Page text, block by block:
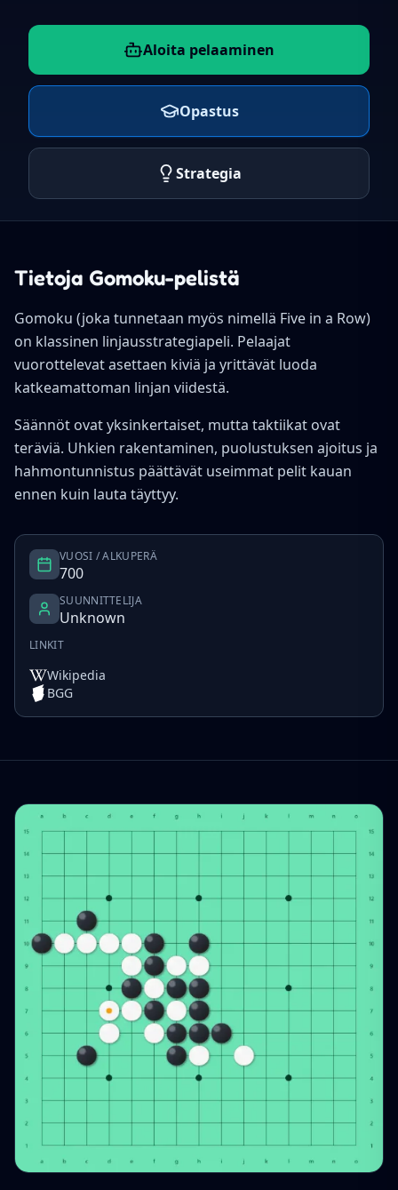
Aloita pelaaminen
Opastus
Strategia
Tietoja Gomoku-pelistä
Gomoku (joka tunnetaan myös nimellä Five in a Row)
on klassinen linjausstrategiapeli. Pelaajat
vuorottelevat asettaen kiviä ja yrittävät luoda
katkeamattoman linjan viidestä.
Säännöt ovat yksinkertaiset, mutta taktiikat ovat
teräviä. Uhkien rakentaminen, puolustuksen ajoitus ja
hahmontunnistus päättävät useimmat pelit kauan
ennen kuin lauta täyttyy.
VUOSI / ALKUPERÄ
700
SUUNNITTELIJA
Unknown
LINKIT
Wikipedia
BGG